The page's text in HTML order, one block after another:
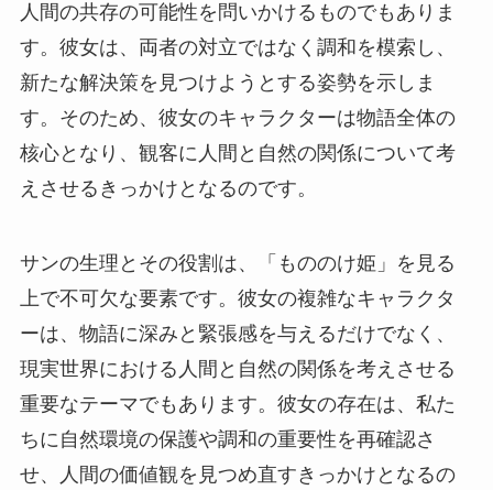
人間の共存の可能性を問いかけるものでもありま
す。彼女は、両者の対立ではなく調和を模索し、
新たな解決策を見つけようとする姿勢を示しま
す。そのため、彼女のキャラクターは物語全体の
核心となり、観客に人間と自然の関係について考
えさせるきっかけとなるのです。
サンの生理とその役割は、「もののけ姫」を見る
上で不可欠な要素です。彼女の複雑なキャラクタ
ーは、物語に深みと緊張感を与えるだけでなく、
現実世界における人間と自然の関係を考えさせる
重要なテーマでもあります。彼女の存在は、私た
ちに自然環境の保護や調和の重要性を再確認さ
せ、人間の価値観を見つめ直すきっかけとなるの